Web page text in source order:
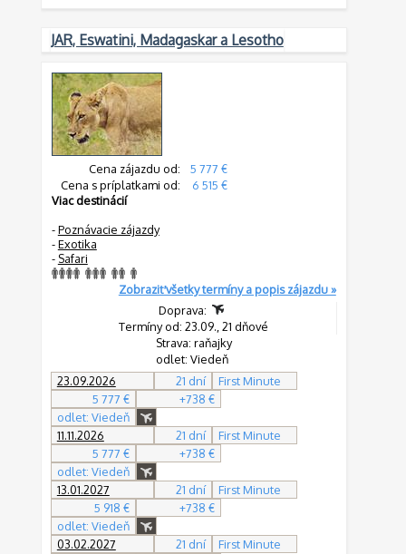
JAR, Eswatini, Madagaskar a Lesotho
Cena zájazdu od:
5 777 €
Cena s príplatkami od:
6 515 €
Viac destinácií
-Poznávacie zájazdy
-Exotika
- Safari
Zobraziť všetky termíny a popis zájazdu »
Doprava:
Termíny od: 23.09., 21 dňové
Strava: raňajky
odlet: Viedeň
23.09.2026
21 dní
First Minute
5 777 €
+738 €
odlet: Viedeň
11.11.2026
21 dní
First Minute
5 777 €
+738 €
odlet: Viedeň
13.01.2027
21 dní
First Minute
5 918 €
+738 €
odlet: Viedeň
03.02.2027
21 dní
First Minute